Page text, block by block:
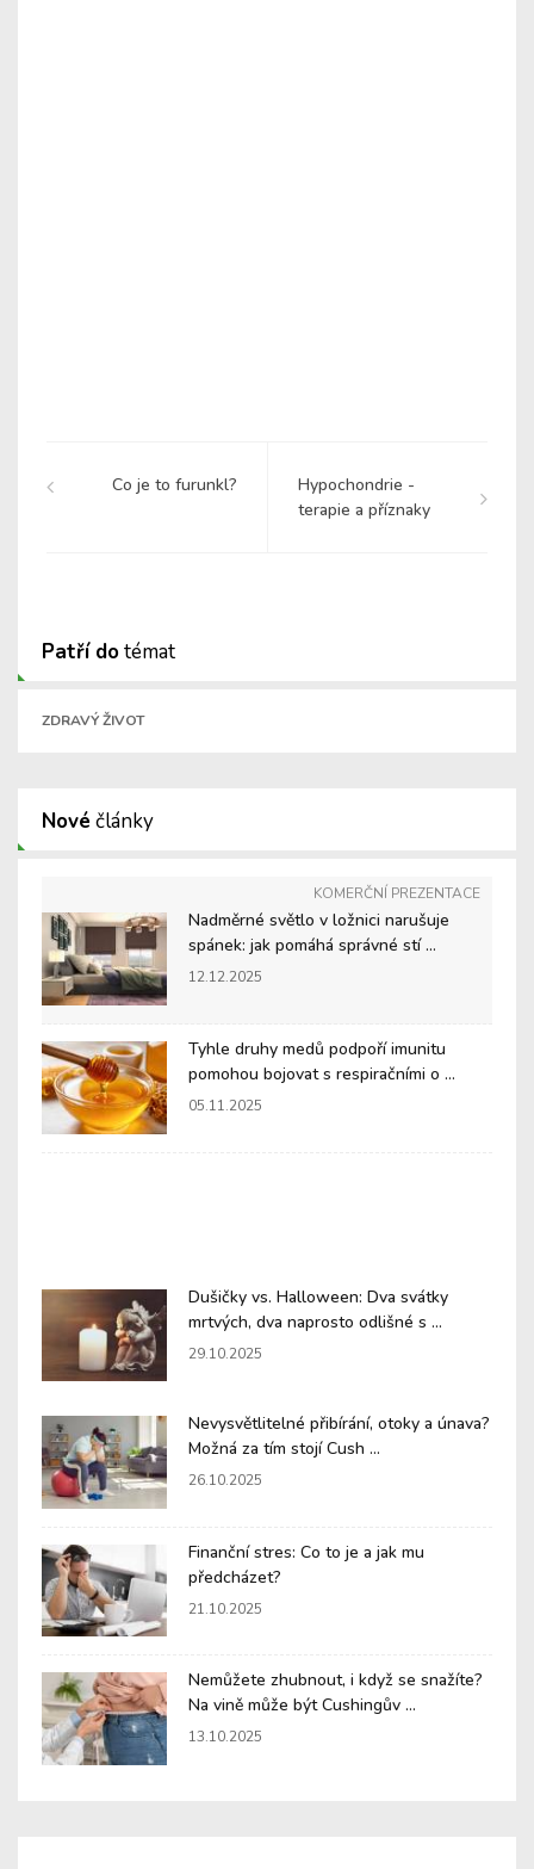
Co je to furunkl?
Hypochondrie -
terapie a příznaky
Patří dotémat
ZDRAVÝ ŽIVOT
Nové články
KOMERČNÍ PREZENTACE
Nadměrné světlo v ložnici narušuje
spánek: jak pomáhá správné stí ...
12.12.2025
Tyhle druhy medů podpoří imunitu
pomohou bojovat s respiračními o ...
05.11.2025
Dušičky vs. Halloween: Dva svátky
mrtvých, dva naprosto odlišné s ...
29.10.2025
Nevysvětlitelné přibírání, otoky a únava?
Možná za tím stojí Cush ...
26.10.2025
Finanční stres: Co to je a jak mu
předcházet?
21.10.2025
Nemůžete zhubnout, i když se snažíte?
Na vině může být Cushingův ...
13.10.2025